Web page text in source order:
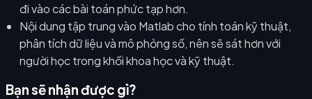
đi vào các bài toán phức tạp hơn.
Nội dung tập trung vào Matlab cho tính toán kỹ thuật,
phân tích dữ liệu và mô phỏng số, nên sẽ sát hơn với
người học trong khối khoa học và kỹ thuật.
Bạn sẽ nhận được gì?